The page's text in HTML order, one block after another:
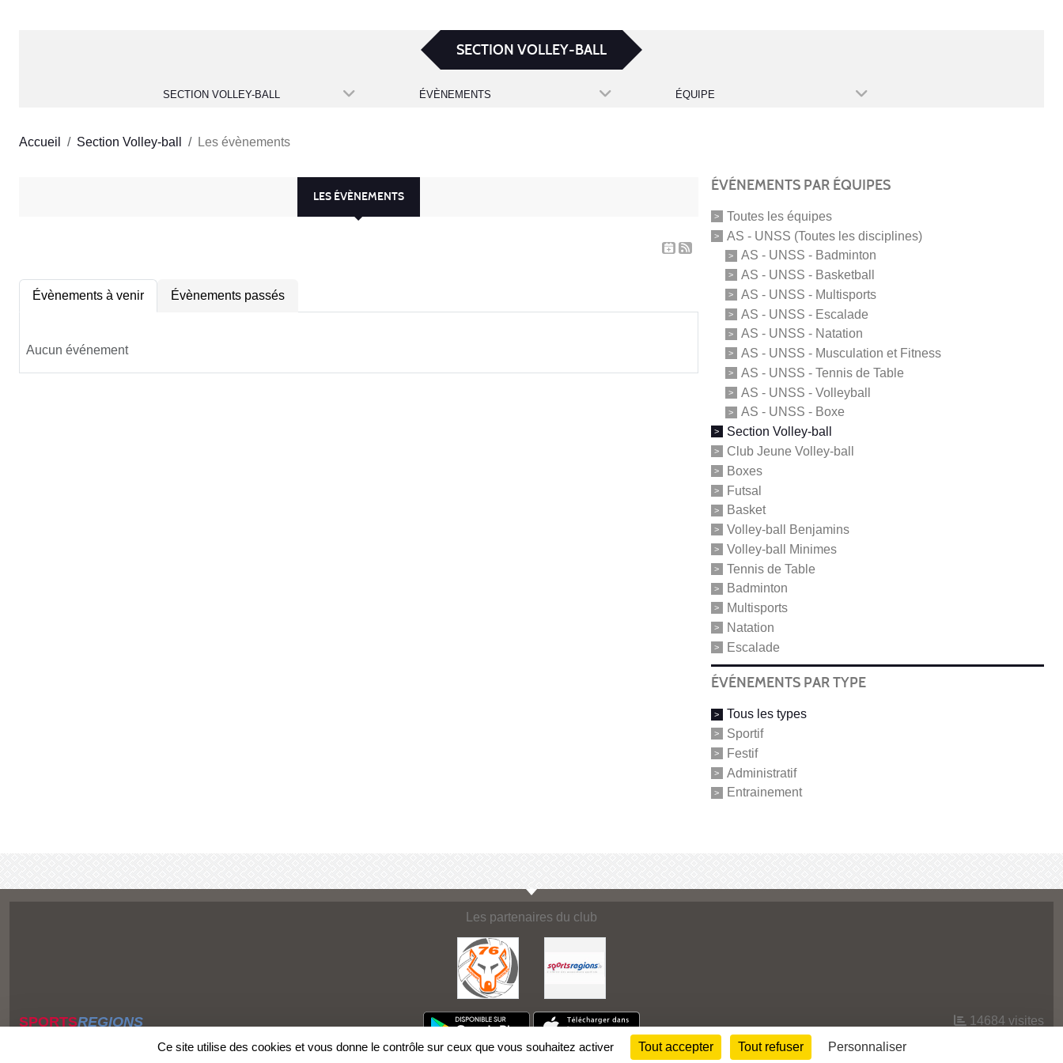
SECTION VOLLEY-BALL
SECTION VOLLEY-BALL ÉVÈNEMENTS ÉQUIPE
Accueil Section Volley-ball Les évènements
LES ÉVÈNEMENTS
Évènements à venir Évènements passés
Aucun événement
ÉVÉNEMENTS PAR ÉQUIPES
Toutes les équipes
AS - UNSS (Toutes les disciplines)
AS - UNSS - Badminton
AS - UNSS - Basketball
AS - UNSS - Multisports
AS - UNSS - Escalade
AS - UNSS - Natation
AS - UNSS - Musculation et Fitness
AS - UNSS - Tennis de Table
AS - UNSS - Volleyball
AS - UNSS - Boxe
Section Volley-ball
Club Jeune Volley-ball
Boxes
Futsal
Basket
Volley-ball Benjamins
Volley-ball Minimes
Tennis de Table
Badminton
Multisports
Natation
Escalade
ÉVÉNEMENTS PAR TYPE
Tous les types
Sportif
Festif
Administratif
Entrainement
Les partenaires du club
SPORTSREGIONS 14684 visites
Ce site utilise des cookies et vous donne le contrôle sur ceux que vous souhaitez activer Tout accepter Tout refuser Personnaliser